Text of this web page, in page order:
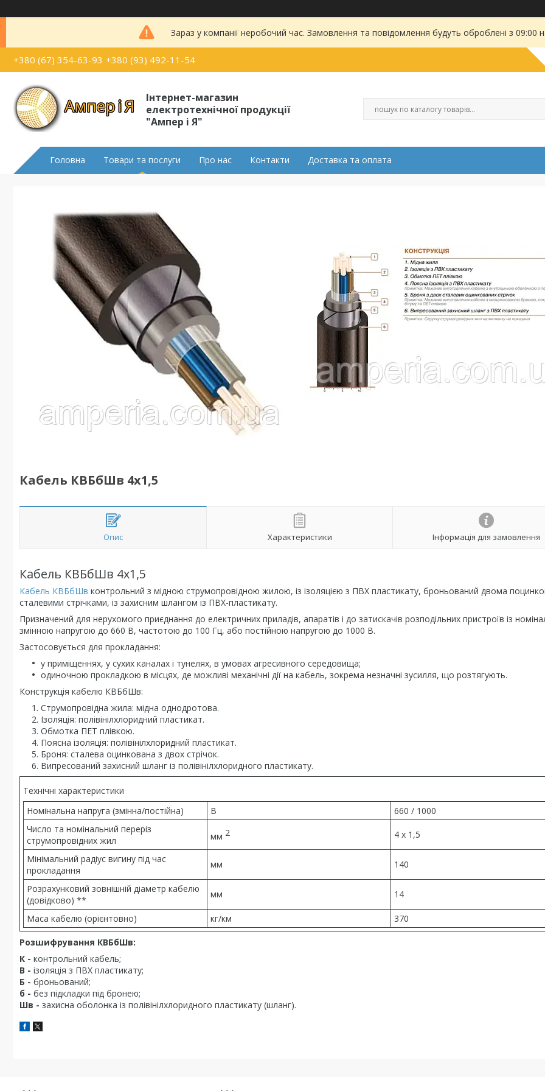
Зараз у компанії неробочий час. Замовлення та повідомлення будуть оброблені з
+380 (67) 354-63-93 +380 (93) 492-11-54
Інтернет-магазин
електротехнічної продукції
"Ампер і Я"
Головна Товари та послуги Про нас Контакти Доставка та оплата
Кабель КВБбШв 4x1,5
Опис Характеристики Інформація для замовлення
Кабель КВБбШв 4x1,5
Кабель КВБбШв контрольний з мідною струмопровідною жилою, із ізоляцією з ПВХ пластикату, броньований двома
сталевими стрічками, із захисним шлангом із ПВХ-пластикату.
Призначений для нерухомого приєднання до електричних приладів, апаратів і до затискачів розподільних пристроїв із
змінною напругою до 660 В, частотою до 100 Гц, або постійною напругою до 1000 В.
Застосовується для прокладання:
у приміщеннях, у сухих каналах і тунелях, в умовах агресивного середовища;
одиночною прокладкою в місцях, де можливі механічні дії на кабель, зокрема незначні зусилля, що розтягують.
Конструкція кабелю КВБбШв:
Струмопровідна жила: мідна однодротова.
Ізоляція: полівінілхлоридний пластикат.
Обмотка ПЕТ плівкою.
Поясна ізоляція: полівінілхлоридний пластикат.
Броня: сталева оцинкована з двох стрічок.
Випресований захисний шланг із полівінілхлоридного пластикату.
Технічні характеристики
Номінальна напруга (змінна/постійна)
В
660 / 1000
Число та номінальний переріз
струмопровідних жил
мм 2 4 x 1,5
Мінімальний радіус вигину під час
прокладання
мм 140
Розрахунковий зовнішній діаметр кабелю
(довідково) **
мм 14
Маса кабелю (орієнтовно) кг/км 370
Розшифрування КВБбШв:
К - контрольний кабель;
В - ізоляція з ПВХ пластикату;
Б - броньований;
б - без підкладки під бронею;
Шв - захисна оболонка із полівінілхлоридного пластикату (шланг).